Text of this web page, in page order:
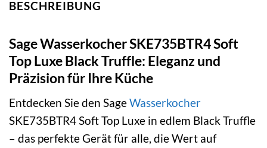
BESCHREIBUNG
Sage Wasserkocher SKE735BTR4 Soft
Top Luxe Black Truffle: Eleganz und
Präzision für Ihre Küche
Entdecken Sie den SageWasserkocher
SKE735BTR4 Soft Top Luxe in edlem Black Truffle
– das perfekte Gerät für alle, die Wert auf